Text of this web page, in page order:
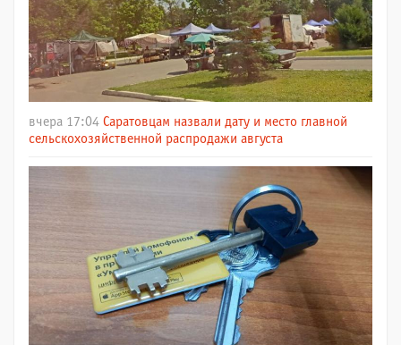
вчера 17:04 Саратовцам назвали дату и место главной
сельскохозяйственной распродажи августа